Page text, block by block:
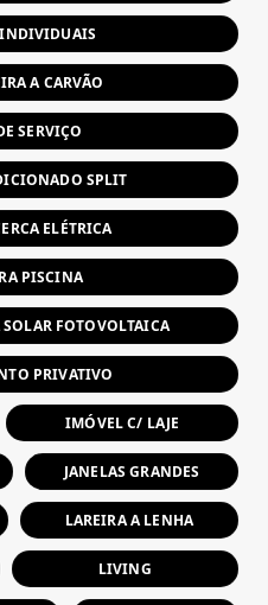
A CARVÃO
SERVIÇO
SPLIT
ELÉTRICA
PISCINA
SOLAR FOTOVOLTAICA
PRIVATIVO
IMÓVEL C/ LAJE
JANELAS GRANDES
LAREIRA A LENHA
LIVING